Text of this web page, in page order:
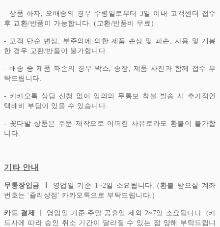
- 상품 하자, 오배송의 경우 수령일로부터 3일 이내 고객센터 접수
후 교환/반품이 가능합니다. (교환/반품비 무료)
- 고객 단순 변심, 부주의에 의한 제품 손상 및 파손, 사용 및 개봉
한 경우 교환/반품이 불가합니다.
- 배송 중 제품 파손의 경우 박스, 송장, 제품 사진과 함께 접수 부
탁드립니다.
- 카카오톡 상담 신청 없이 임의의 무통보 착불 발송 시 추가적인
택배비 부담이 있을 수 있습니다.
- 꽃다발 상품은 주문 제작으로 어떠한 사유로라도 환불이 불가합
니다.
기타 안내
무통장입금 ㅣ 영업일 기준 1~2일 소요됩니다. (환불 받으실 계좌
번호는 '쥴리상점' 카카오톡으로 부탁드립니다.)
카드 결제 ㅣ 영업일 기준 주말 공휴일 제외 2~7일 소요됩니다. (카
드사에 따라 승인 취소 기간이 달라질 수 있는 점 양해 부탁드립니